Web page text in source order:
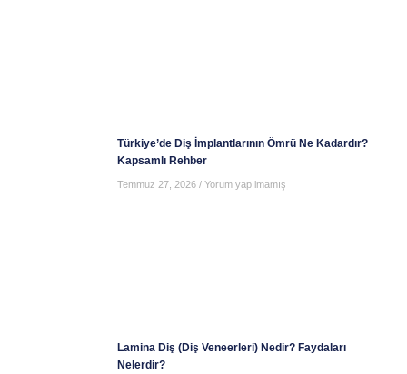
Türkiye’de Diş İmplantlarının Ömrü Ne Kadardır?
Kapsamlı Rehber
Temmuz 27, 2026 Yorum yapılmamış
Lamina Diş (Diş Veneerleri) Nedir? Faydaları
Nelerdir?